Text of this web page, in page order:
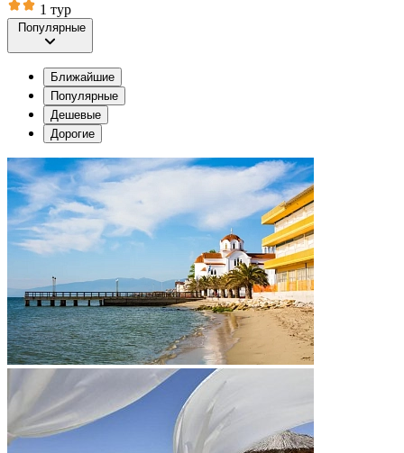
1 тур
Популярные
Ближайшие
Популярные
Дешевые
Дорогие